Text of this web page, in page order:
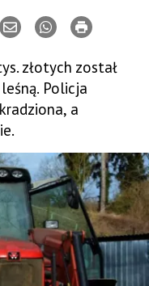
złotych został
Policja
a